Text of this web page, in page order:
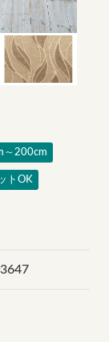
～200cm
トOK